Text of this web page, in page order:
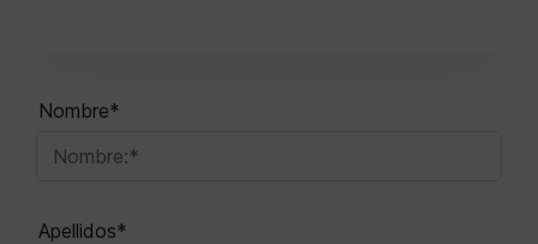
Nombre*
Apellidos*